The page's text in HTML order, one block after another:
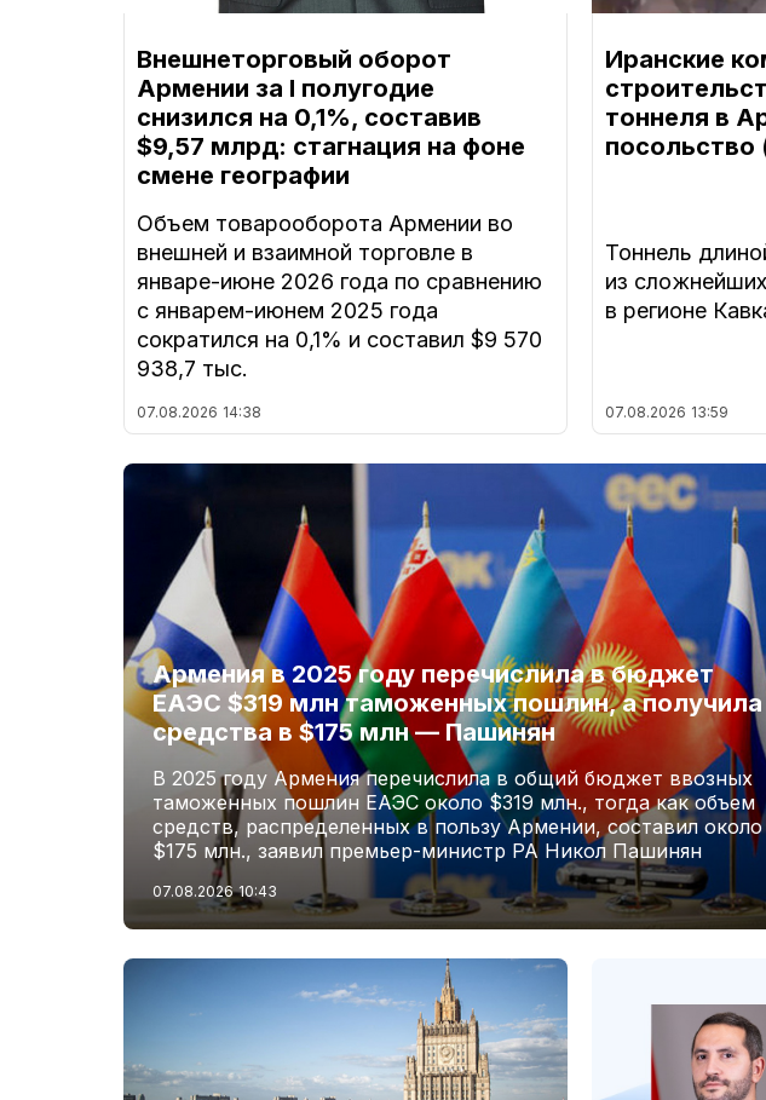
Внешнеторговый оборот
Армении за I полугодие
снизился на 0,1%, составив
$9,57 млрд: стагнация на фоне
смене географии
Объем товарооборота Армении во
внешней и взаимной торговле в
январе-июне 2026 года по сравнению
с январем-июнем 2025 года
сократился на 0,1% и составил $9 570
938,7 тыс.
07.08.2026 14:38
Иранские
тоннеля в
Тоннель
из
в регионе
07.08.2026 13:59
Армения в 2025 году перечислила в бюджет
ЕАЭС $319 млн таможенных пошлин, а получила
средства в $175 млн — Пашинян
В 2025 году Армения перечислила в общий бюджет ввозных
таможенных пошлин ЕАЭС около $319 млн., тогда как объем
средств, распределенных в пользу Армении, составил около
$175 млн., заявил премьер-министр РА Никол Пашинян
07.08.2026 10:43